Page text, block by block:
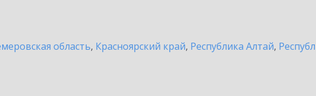
область, Красноярский край, Республика Алтай,